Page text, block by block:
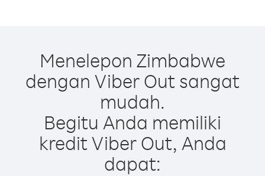
Menelepon Zimbabwe
dengan Viber Out sangat
mudah.
Begitu Anda memiliki
kredit Viber Out, Anda
dapat: